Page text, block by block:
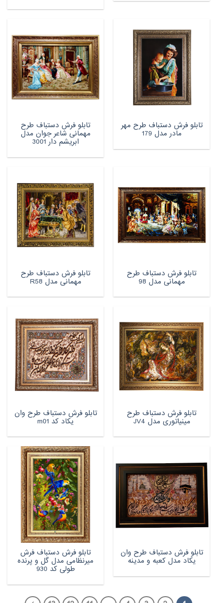
تابلو فرش دستباف طرح مهر
مادر مدل 179
تابلو فرش دستباف طرح
مهمانی شاعر جوان مدل
ابریشم دار 3001
تابلو فرش دستباف طرح
مهمانی مدل 98
تابلو فرش دستباف طرح
مهمانی مدل R58
تابلو فرش دستباف طرح
مینیاتوری مدل JV4
تابلو فرش دستباف طرح وان
یکاد کد m01
تابلو فرش دستباف طرح وان
یکاد مدل کعبه و مدینه
تابلو فرش دستباف فرش
میرنظامی مدل گل و پرنده
طولی کد 930